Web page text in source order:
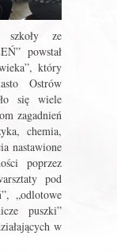
szkoły ze
powstał
który
Ostrów
się wiele
zagadnień
chemia,
nastawione
poprzez
pod
„odlotowe
puszki”
w